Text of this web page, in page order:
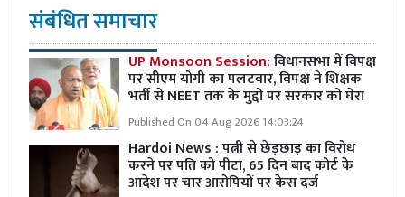
संबंधित समाचार
UP Monsoon Session:विधानसभा में विपक्ष
पर सीएम योगी का पलटवार, विपक्ष ने शिक्षक
भर्ती से NEET तक के मुद्दों पर सरकार को घेरा
Published On 04 Aug 2026 14:03:24
Hardoi News : पत्नी से छेड़छाड़ का विरोध
करने पर पति को पीटा, 65 दिन बाद कोर्ट के
आदेश पर चार आरोपियों पर केस दर्ज